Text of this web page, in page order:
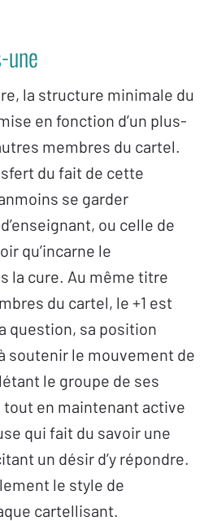
la structure minimale du
en fonction d’un plus-
membres du cartel.
du fait de cette
se garder
ou celle de
qu’incarne le
la cure. Au même titre
du cartel, le +1 est
question, sa position
soutenir le mouvement de
le groupe de ses
en maintenant active
qui fait du savoir une
un désir d’y répondre.
le style de
cartellisant.